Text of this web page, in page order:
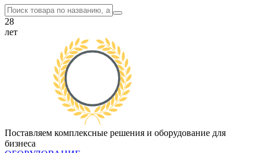
28
лет
Поставляем комплексные решения и оборудование для
бизнеса